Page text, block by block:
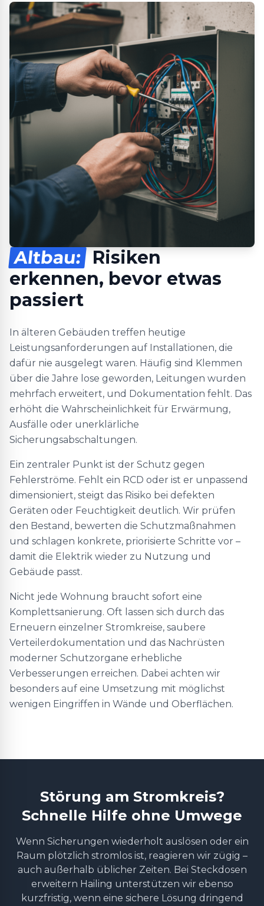
Altbau: Risiken
erkennen, bevor etwas
passiert
In älteren Gebäuden treffen heutige
Leistungsanforderungen auf Installationen, die
dafür nie ausgelegt waren. Häufig sind Klemmen
über die Jahre lose geworden, Leitungen wurden
mehrfach erweitert, und Dokumentation fehlt. Das
erhöht die Wahrscheinlichkeit für Erwärmung,
Ausfälle oder unerklärliche
Sicherungsabschaltungen.
Ein zentraler Punkt ist der Schutz gegen
Fehlerströme. Fehlt ein RCD oder ist er unpassend
dimensioniert, steigt das Risiko bei defekten
Geräten oder Feuchtigkeit deutlich. Wir prüfen
den Bestand, bewerten die Schutzmaßnahmen
und schlagen konkrete, priorisierte Schritte vor –
damit die Elektrik wieder zu Nutzung und
Gebäude passt.
Nicht jede Wohnung braucht sofort eine
Komplettsanierung. Oft lassen sich durch das
Erneuern einzelner Stromkreise, saubere
Verteilerdokumentation und das Nachrüsten
moderner Schutzorgane erhebliche
Verbesserungen erreichen. Dabei achten wir
besonders auf eine Umsetzung mit möglichst
wenigen Eingriffen in Wände und Oberflächen.
Störung am Stromkreis?
Schnelle Hilfe ohne Umwege
Wenn Sicherungen wiederholt auslösen oder ein
Raum plötzlich stromlos ist, reagieren wir zügig –
auch außerhalb üblicher Zeiten. Bei Steckdosen
erweitern Hailing unterstützen wir ebenso
kurzfristig, wenn eine sichere Lösung dringend